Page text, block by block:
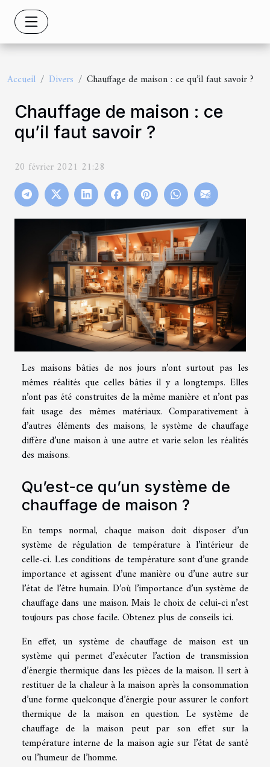
Accueil Divers Chauffage de maison : ce qu’il faut savoir ?
Chauffage de maison : ce
qu’il faut savoir ?
20 février 2021 21:28
Les maisons bâties de nos jours n’ont surtout pas les
mêmes réalités que celles bâties il y a longtemps. Elles
n’ont pas été construites de la même manière et n’ont pas
fait usage des mêmes matériaux. Comparativement à
d’autres éléments des maisons, le système de chauffage
diffère d’une maison à une autre et varie selon les réalités
des maisons.
Qu’est-ce qu’un système de
chauffage de maison ?
En temps normal, chaque maison doit disposer d’un
système de régulation de température à l’intérieur de
celle-ci. Les conditions de température sont d’une grande
importance et agissent d’une manière ou d’une autre sur
l’état de l’être humain. D’où l’importance d’un système de
chauffage dans une maison. Mais le choix de celui-ci n’est
toujours pas chose facile. Obtenezplus de conseils ici.
En effet, un système de chauffage de maison est un
système qui permet d’exécuter l’action de transmission
d’énergie thermique dans les pièces de la maison. Il sert à
restituer de la chaleur à la maison après la consommation
d’une forme quelconque d’énergie pour assurer le confort
thermique de la maison en question. Le système de
chauffage de la maison peut par son effet sur la
température interne de la maison agie sur l’état de santé
ou l’humeur de l’homme.